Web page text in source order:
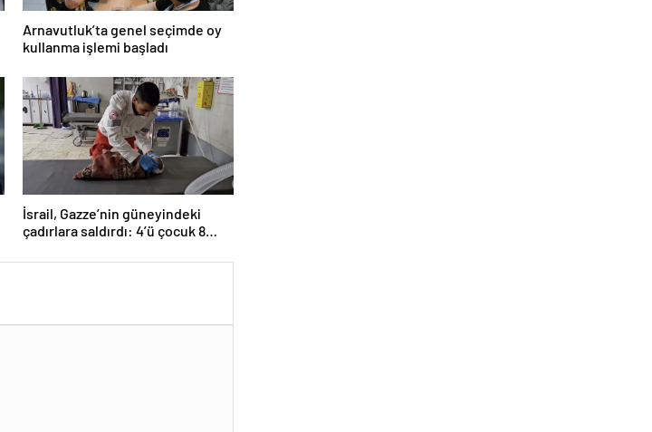
Arnavutluk’ta genel seçimde oy
kullanma işlemi başladı
İsrail, Gazze’nin güneyindeki
çadırlara saldırdı: 4’ü çocuk 8